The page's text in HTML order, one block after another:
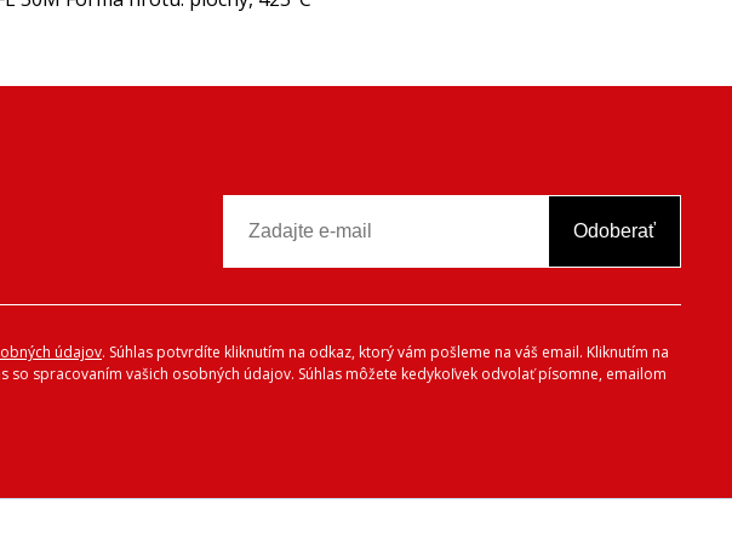
Odoberať
údajov. Súhlas potvrdíte kliknutím na odkaz, ktorý vám pošleme na váš email. Kliknutím na
spracovaním vašich osobných údajov. Súhlas môžete kedykoľvek odvolať písomne, emailom